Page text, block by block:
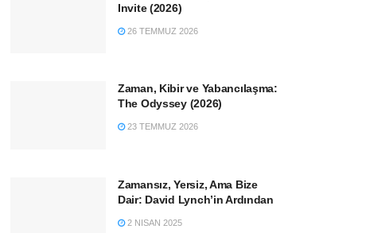
Invite (2026)
26 TEMMUZ 2026
Zaman, Kibir ve Yabancılaşma:
The Odyssey (2026)
23 TEMMUZ 2026
Zamansız, Yersiz, Ama Bize
Dair: David Lynch’in Ardından
2 NISAN 2025